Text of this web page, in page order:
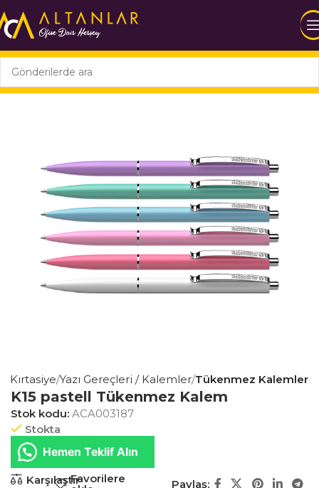
Kırtasiye Yazı Gereçleri / Kalemler Tükenmez Kalemler
K15 pastell Tükenmez Kalem
Stok kodu: ACA003187
Stokta
Hemen Teklif Alın
KarşılaştırFavorilere
Paylaş: